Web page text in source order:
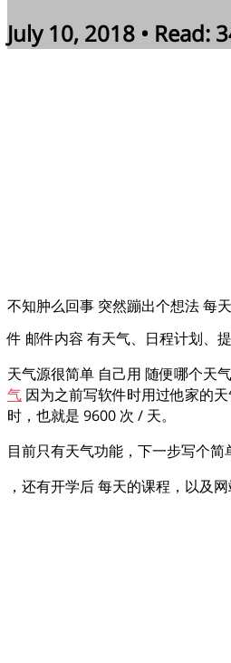
July 10, 2018 • Read:
不知肿么回事 突然蹦出个想法 每
件 邮件内容 有天气、日程计划、
天气源很简单 自己用 随便哪个天
气 因为之前写软件时用过他家的
时，也就是 9600 次 / 天。
目前只有天气功能，下一步写个
，还有开学后 每天的课程，以及